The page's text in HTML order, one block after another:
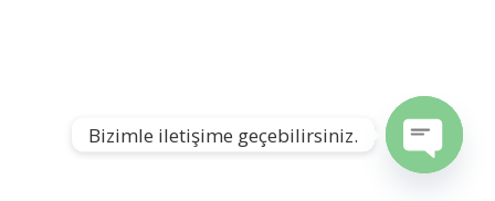
Bizimle iletişime geçebilirsiniz.